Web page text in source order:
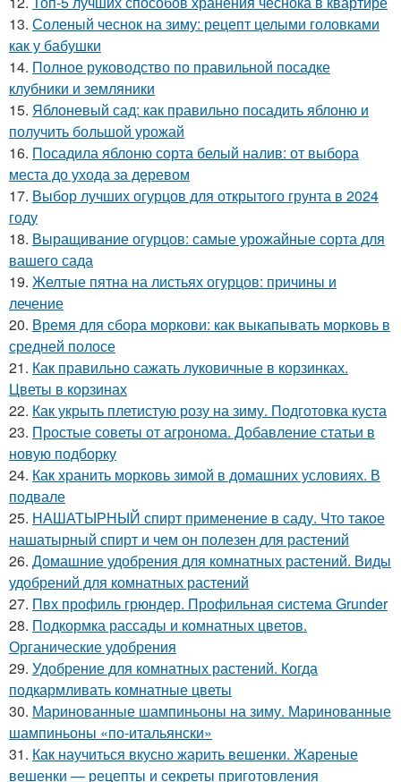
13. Соленый чеснок на зиму: рецепт целыми головками
как у бабушки
14. Полное руководство по правильной посадке
клубники и земляники
15. Яблоневый сад: как правильно посадить яблоню и
получить большой урожай
16. Посадила яблоню сорта белый налив: от выбора
места до ухода за деревом
17. Выбор лучших огурцов для открытого грунта в 2024
году
18. Выращивание огурцов: самые урожайные сорта для
вашего сада
19. Желтые пятна на листьях огурцов: причины и
лечение
20. Время для сбора моркови: как выкапывать морковь в
средней полосе
21. Как правильно сажать луковичные в корзинках.
Цветы в корзинах
22. Как укрыть плетистую розу на зиму. Подготовка куста
23. Простые советы от агронома. Добавление статьи в
новую подборку
24. Как хранить морковь зимой в домашних условиях. В
подвале
25. НАШАТЫРНЫЙ спирт применение в саду. Что такое
нашатырный спирт и чем он полезен для растений
26. Домашние удобрения для комнатных растений. Виды
удобрений для комнатных растений
27. Пвх профиль грюндер. Профильная система Grunder
28. Подкормка рассады и комнатных цветов.
Органические удобрения
29. Удобрение для комнатных растений. Когда
подкармливать комнатные цветы
30. Маринованные шампиньоны на зиму. Маринованные
шампиньоны «по-итальянски»
31. Как научиться вкусно жарить вешенки. Жареные
вешенки — рецепты и секреты приготовления